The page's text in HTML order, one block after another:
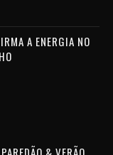
A ENERGIA NO